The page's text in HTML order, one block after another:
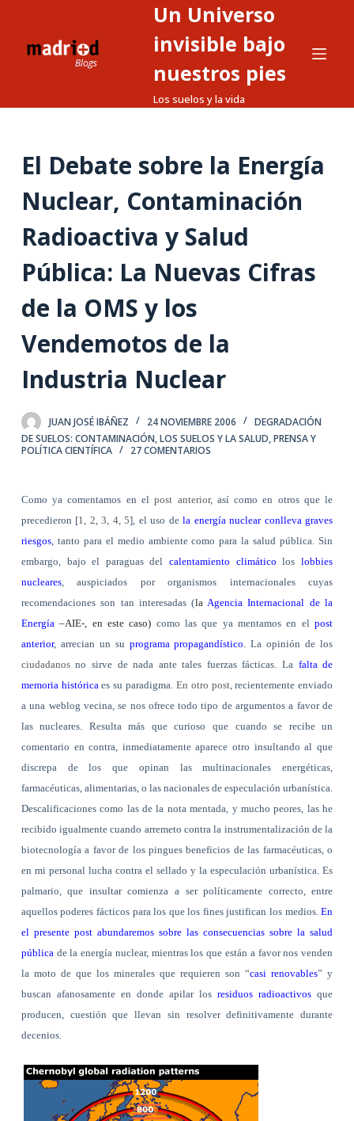
o
Un Universo
invisible bajo
nuestros pies
Los suelos y la vida
El Debate sobre la Energía
Nuclear, Contaminación
Radioactiva y Salud
Pública: La Nuevas Cifras
de la OMS y los
Vendemotos de la
Industria Nuclear
JUAN JOSÉ IBÁÑEZ 24 NOVIEMBRE 2006
DEGRADACIÓN
DE SUELOS: CONTAMINACIÓN,LOS SUELOS Y LA SALUD,PRENSA Y
POLÍTICA CIENTÍFICA
27 COMENTARIOS
Como ya comentamos en elpost anterior, así como en otros que le
precedieron [1 2 ,3 4,5], el uso dela energía nuclear conlleva graves
riesgos, tanto para el medio ambiente como para la salud pública. Sin
embargo, bajo el paraguas delcalentamiento climático loslobbies
nucleares, auspiciados por organismos internacionales cuyas
recomendaciones son tan interesadas (la Agencia Internacional de la
Energía –AIE-, en este caso) como las que ya mentamos en elpost
anterior, arrecian un su programa propagandístico . La opinión de los
ciudadanosno sirve de nada ante tales fuerzas fácticas. La falta de
memoria histórica es su paradigma. En otro post, recientemente enviado
a una weblog vecina, se nos ofrece todo tipo de argumentos a favor de
las nucleares. Resulta más que curioso que cuando se recibe un
comentario en contra, inmediatamente aparece otro insultando al que
discrepa de los que opinan las multinacionales energéticas,
farmacéuticas, alimentarias, o las nacionales de especulación urbanística.
Descalificaciones como las de la nota mentada, y mucho peores, las he
recibido igualmente cuando arremeto contra la instrumentalización de la
biotecnología a favor de los pingues beneficios de las farmacéuticas, o
en mi personal lucha contra el sellado y la especulación urbanística. Es
palmario, que insultar comienza a ser políticamente correcto, entre
aquellos poderes fácticos para los que los fines justifican los medios.En
el presente post abundaremos sobre las consecuencias sobre la salud
pública de la energía nuclear, mientras los que están a favor nos venden
la moto de que los minerales que requieren son “casi renovables” y
buscan afanosamente en donde apilar losresiduos radioactivos que
producen, cuestión que llevan sin resolver definitivamente durante
decenios.